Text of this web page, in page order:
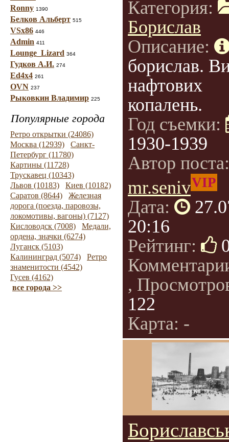
Ronny 1390
Белков Альберт 515
VSx86 446
Admin 411
Lounge_Lizard 364
Гудков А.И. 274
Ed4x4 261
OVN 237
Рыковкин Владимир 225
Популярные города
Ретро открытки (24086)
Москва (12939)
Санкт-
Петербург (11780)
Картины (11728)
Трускавец (10343)
Львов (10183)
Киев (10182)
Саратов (8644)
Железная
дорога (поезда, паровозы,
локомотивы, вагоны) (7127)
Кисловодск (7008)
Медали,
ордена, значки (6274)
Луганск (5103)
Калининград (5074)
Ретро
знаменитости (4542)
Гусев (4162)
все города >>
Категория:
Борислав
Описание:
борислав.
нафтових
копалень.
Год съемки:
1930-1939
Автор
mr.senivVIP
Дата:
20:16
Рейтинг:
,
122
Карта: -